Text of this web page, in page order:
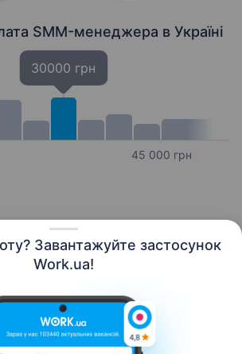
Завантажуйте застосунок
Work.ua!
SMM-менеджера в Україні
30000 грн
45 000 грн